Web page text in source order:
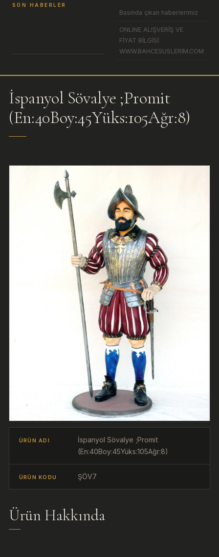
SON HABERLER
Basında çıkan haberlerimiz
ONLINE ALIŞVERİŞ VE
FİYAT BİLGİSİ
WWW.BAHCESUSLERİM.COM
İspanyol Sövalye ;Promit
(En:40Boy:45Yüks:105Ağr:8)
ÜRÜN ADI
İspanyol Sövalye ;Promit
(En:40Boy:45Yüks:105Ağr:8)
ÜRÜN KODU ŞÖV7
Ürün Hakkında